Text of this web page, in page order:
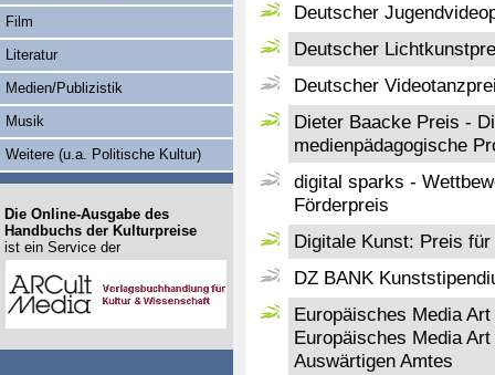
Deutscher
Deutscher
Deutscher
Dieter Baacke Preis -
medienpädagogische
digital sparks -
Förderpreis
Digitale Kunst: Preis
DZ BANK
Europäisches Media
Europäisches Media
Auswärtigen Amtes
Film
Literatur
Medien/Publizistik
Musik
Weitere (u.a. Politische Kultur)
Die Online-Ausgabe des
Handbuchs der Kulturpreise
ist ein Service der